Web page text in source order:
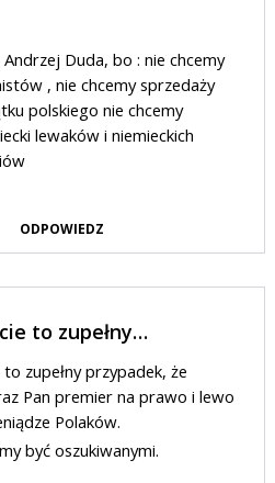
Duda, bo : nie chcemy
, nie chcemy sprzedaży
polskiego nie chcemy
lewaków i niemieckich
ODPOWIEDZ
to zupełny…
zupełny przypadek, że
Pan premier na prawo i lewo
Polaków.
być oszukiwanymi.